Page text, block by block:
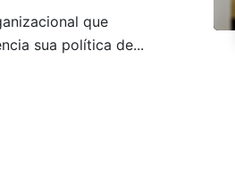
que
sua política de...